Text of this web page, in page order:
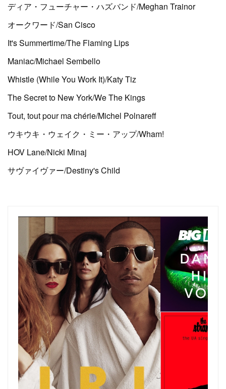
ディア・フューチャー・ハズバンド/Meghan Trainor
オークワード/San Cisco
It's Summertime/The Flaming Lips
Maniac/Michael Sembello
Whistle (While You Work It)/Katy Tiz
The Secret to New York/We The Kings
Tout, tout pour ma chérie/Michel Polnareff
ウキウキ・ウェイク・ミー・アップ/Wham!
HOV Lane/Nicki Minaj
サヴァイヴァー/Destiny's Child